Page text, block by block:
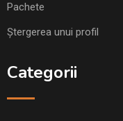
Pachete
Ștergerea unui profil
Categorii